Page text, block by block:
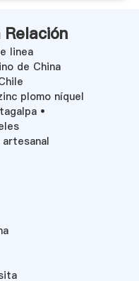
linea
de China
plomo níquel
•